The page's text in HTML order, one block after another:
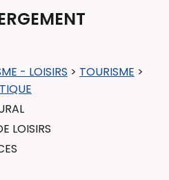
- LOISIRS > TOURISME >
LOISIRS